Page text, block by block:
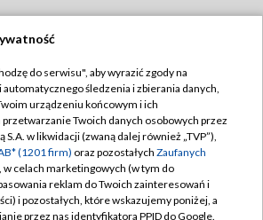
TVP
TVP
Cyfrowa
Regulamin TVP
Polityka prywatności
Moje zgody
Pomoc
do serwisu", aby wyrazić zgody na
śledzenia i zbierania danych,
urządzeniu końcowym i ich
Twoich danych osobowych przez
S.A. w likwidacji (zwaną dalej również „TVP”),
(1201 firm) oraz pozostałych Zaufanych
, w celach marketingowych (w tym do
reklam do Twoich zainteresowań i
i pozostałych, które wskazujemy poniżej, a
przez nas identyfikatora PPID do Google.